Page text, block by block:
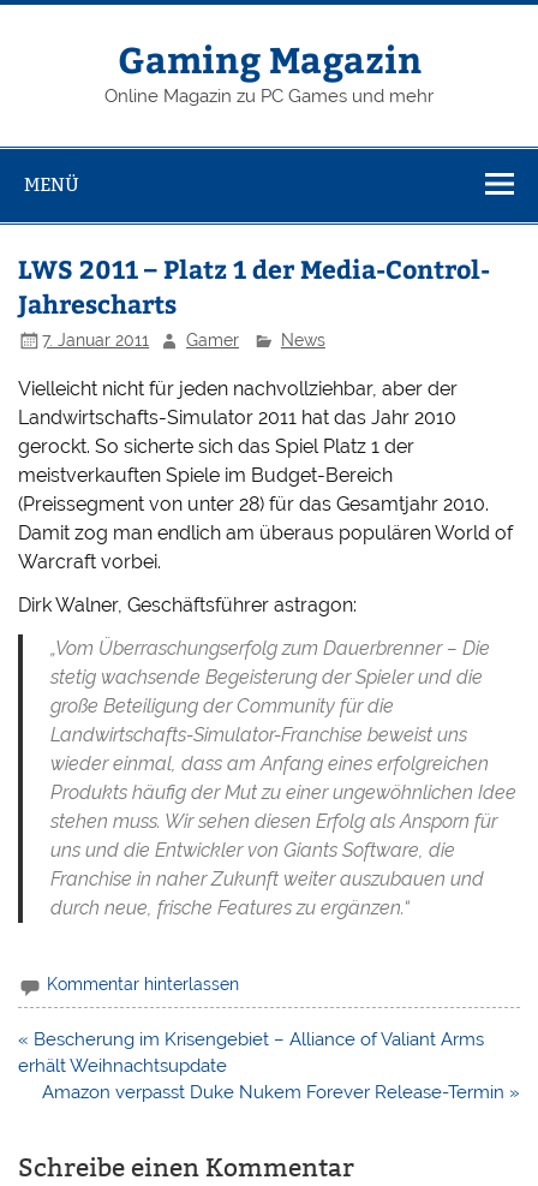
Zum
Gaming Magazin
Online Magazin zu PC Games und mehr
MENÜ
LWS 2011 – Platz 1 der Media-Control-
Jahrescharts
7. Januar 2011 Gamer News
Vielleicht nicht für jeden nachvollziehbar, aber der
Landwirtschafts-Simulator 2011 hat das Jahr 2010
gerockt. So sicherte sich das Spiel Platz 1 der
meistverkauften Spiele im Budget-Bereich
(Preissegment von unter 28) für das Gesamtjahr 2010.
Damit zog man endlich am überaus populären World of
Warcraft vorbei.
Dirk Walner, Geschäftsführer astragon:
„Vom Überraschungserfolg zum Dauerbrenner – Die
stetig wachsende Begeisterung der Spieler und die
große Beteiligung der Community für die
Landwirtschafts-Simulator-Franchise beweist uns
wieder einmal, dass am Anfang eines erfolgreichen
Produkts häufig der Mut zu einer ungewöhnlichen Idee
stehen muss. Wir sehen diesen Erfolg als Ansporn für
uns und die Entwickler von Giants Software, die
Franchise in naher Zukunft weiter auszubauen und
durch neue, frische Features zu ergänzen.“
Kommentar hinterlassen
Beitragsnavigation
« Bescherung im Krisengebiet – Alliance of Valiant Arms
erhält Weihnachtsupdate
Amazon verpasst Duke Nukem Forever Release-Termin »
Schreibe einen Kommentar